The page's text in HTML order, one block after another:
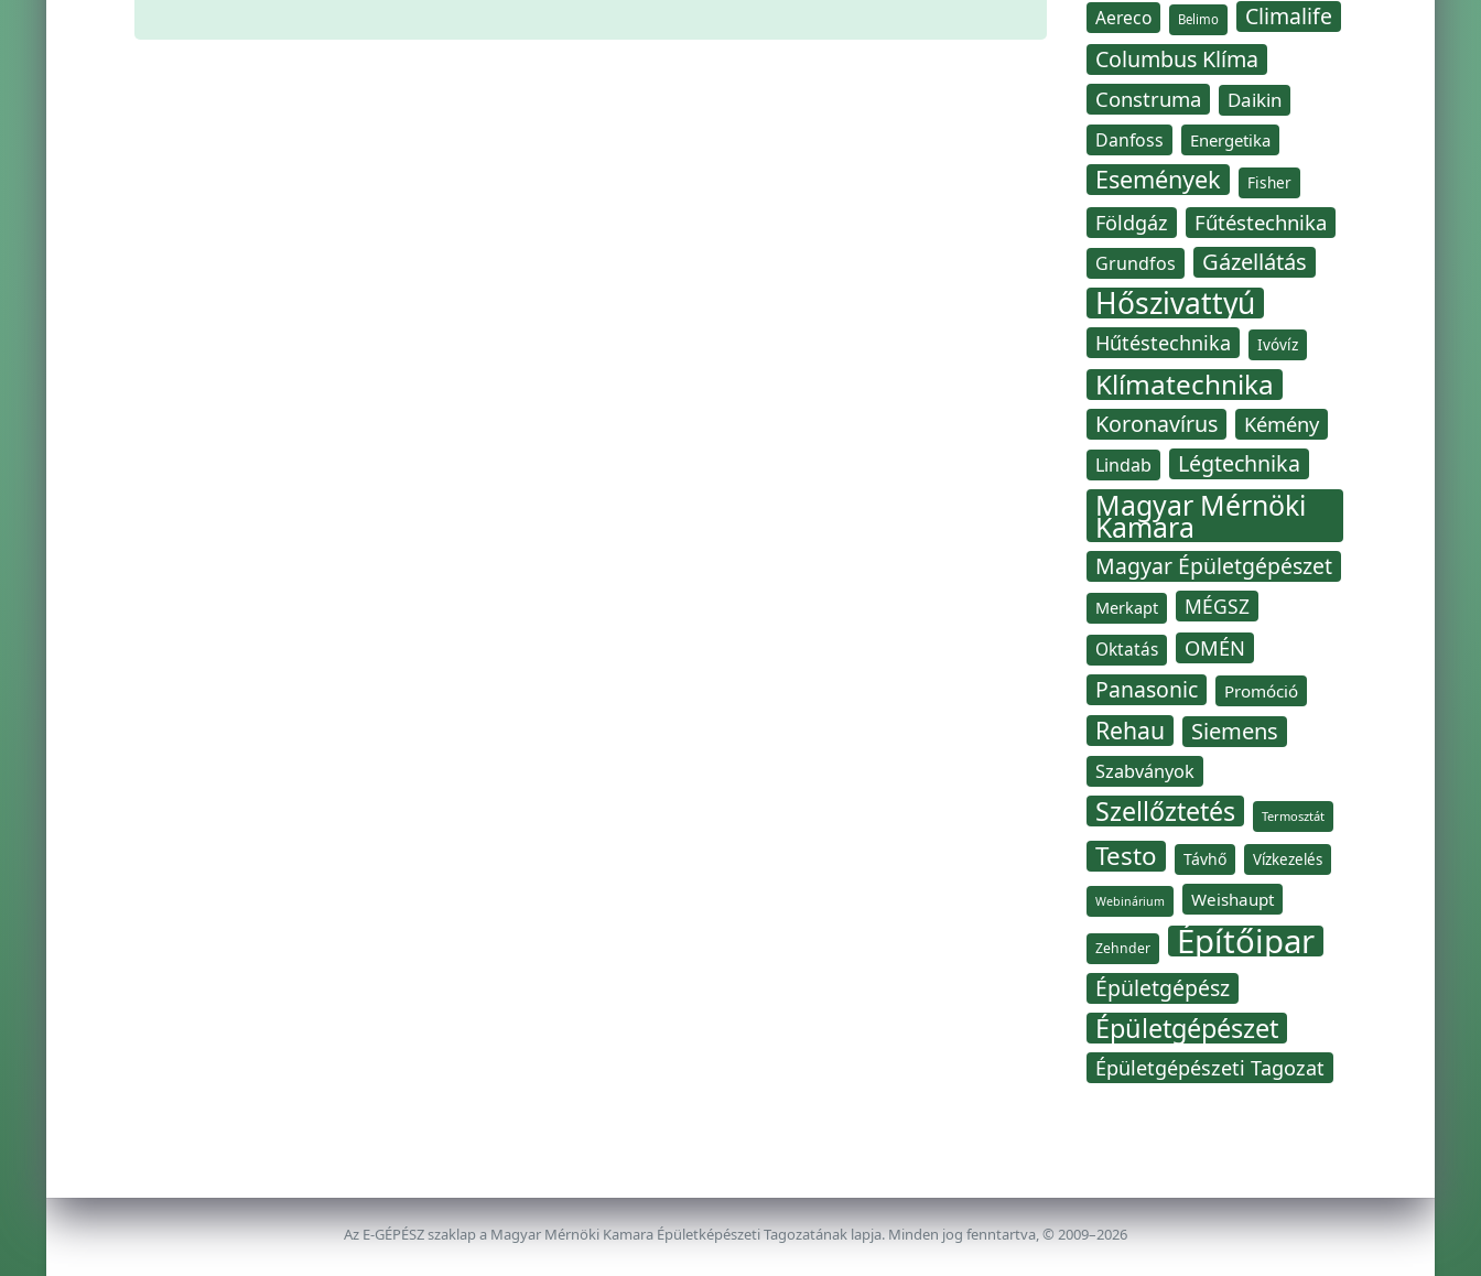
Aereco Belimo
Climalife
Columbus Klíma
Construma Daikin
Danfoss Energetika
Események Fisher
Földgáz Fűtéstechnika
Grundfos Gázellátás
Hőszivattyú
Hűtéstechnika Ivóvíz
Klímatechnika
Koronavírus Kémény
Lindab Légtechnika
Magyar Mérnöki
Kamara
Magyar Épületgépészet
Merkapt MÉGSZ
Oktatás OMÉN
Panasonic Promóció
Rehau Siemens
Szabványok
Szellőztetés Termosztát
Testo Távhő Vízkezelés
Webinárium Weishaupt
Zehnder Építőipar
Épületgépész
Épületgépészet
Épületgépészeti Tagozat
Az E-GÉPÉSZ szaklap a Magyar Mérnöki Kamara Épületképészeti Tagozatának lapja. Minden jog fenntartva, © 2009–2026